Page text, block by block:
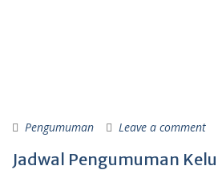
Pengumuman Leave a comment
Jadwal Pengumuman